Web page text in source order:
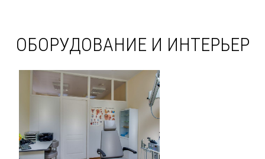
ОБОРУДОВАНИЕ И ИНТЕРЬЕР